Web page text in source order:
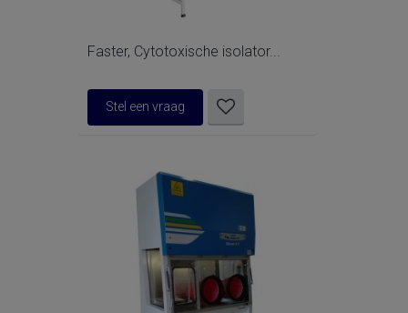
Faster, Cytotoxische isolator...
Stel een vraag